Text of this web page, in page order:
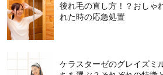
後れ毛の直し方！？おしゃ
れた時の応急処置
ケラスターゼのグレイズミ